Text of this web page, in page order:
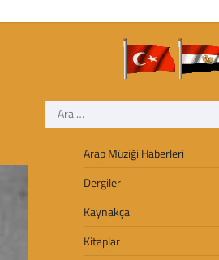
Arama:
Arap Müziği Haberleri
Dergiler
Kaynakça
Kitaplar